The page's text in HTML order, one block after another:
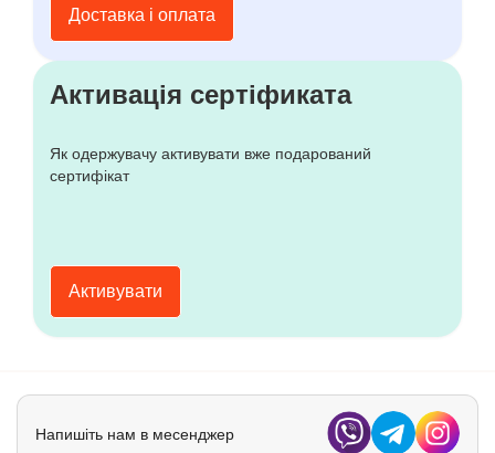
Доставка і оплата
Активація сертіфиката
Як одержувачу активувати вже подарований
сертифікат
Активувати
Напишіть нам в месенджер